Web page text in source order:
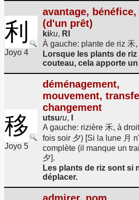
利
Joyo 4
avantage,
(d'un prêt)
kiku, RI
À gauche: plante de riz 禾,
Lorsque les plants de
couteau, cela apporte
移
Joyo 5
déménagement,
mouvement,
changement
utsuru,
A gauche: rizière 禾, à
fois soir 夕) [Si la lune 月
complète (il manque un
夕].
Les plants de riz sont si
déplacer.